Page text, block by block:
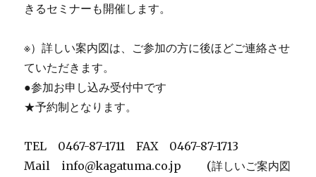
きるセミナーも開催します。
※）詳しい案内図は、ご参加の方に後ほどご連絡させ
ていただきます。
●参加お申し込み受付中です
★予約制となります。
TEL 0467-87-1711 FAX 0467-87-1713
Mail info@kagatuma.co.jp (詳しいご案内図